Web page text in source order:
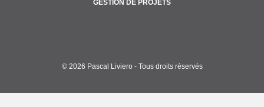
GESTION DE PROJETS
© 2026 Pascal Liviero - Tous droits réservés